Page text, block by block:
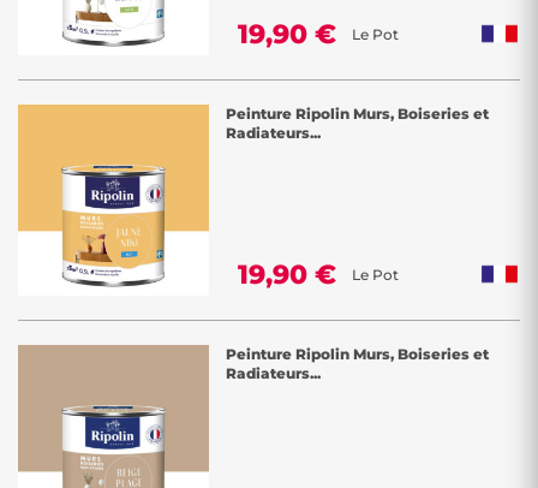
19,90 € Le Pot
Peinture Ripolin Murs, Boiseries et
Radiateurs...
19,90 € Le Pot
Peinture Ripolin Murs, Boiseries et
Radiateurs...